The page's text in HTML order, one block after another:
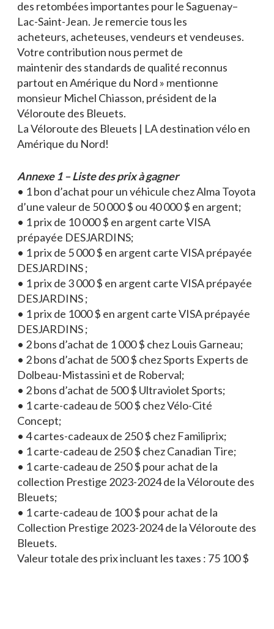
des retombées importantes pour le Saguenay–
Lac-Saint-Jean. Je remercie tous les
acheteurs, acheteuses, vendeurs et vendeuses.
Votre contribution nous permet de
maintenir des standards de qualité reconnus
partout en Amérique du Nord » mentionne
monsieur Michel Chiasson, président de la
Véloroute des Bleuets.
La Véloroute des Bleuets | LA destination vélo en
Amérique du Nord!
Annexe 1 – Liste des prix à gagner
• 1 bon d’achat pour un véhicule chez Alma Toyota
d’une valeur de 50 000 $ ou 40 000 $ en argent;
• 1 prix de 10 000 $ en argent carte VISA
prépayée DESJARDINS;
• 1 prix de 5 000 $ en argent carte VISA prépayée
DESJARDINS ;
• 1 prix de 3 000 $ en argent carte VISA prépayée
DESJARDINS ;
• 1 prix de 1000 $ en argent carte VISA prépayée
DESJARDINS ;
• 2 bons d’achat de 1 000 $ chez Louis Garneau;
• 2 bons d’achat de 500 $ chez Sports Experts de
Dolbeau-Mistassini et de Roberval;
• 2 bons d’achat de 500 $ Ultraviolet Sports;
• 1 carte-cadeau de 500 $ chez Vélo-Cité
Concept;
• 4 cartes-cadeaux de 250 $ chez Familiprix;
• 1 carte-cadeau de 250 $ chez Canadian Tire;
• 1 carte-cadeau de 250 $ pour achat de la
collection Prestige 2023-2024 de la Véloroute des
Bleuets;
• 1 carte-cadeau de 100 $ pour achat de la
Collection Prestige 2023-2024 de la Véloroute des
Bleuets.
Valeur totale des prix incluant les taxes : 75 100 $